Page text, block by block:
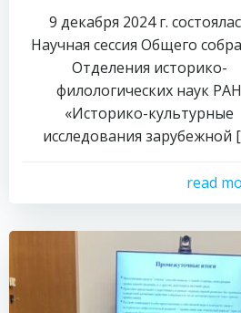
9 декабря 2024 г.
Научная сессия Общего
Отделения историко-
филологических наук РАН
«Историко-культурные
исследования зарубежной
read